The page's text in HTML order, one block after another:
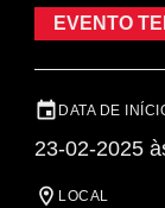
EVENTO
DATA DE
23-02-2025
LOCAL